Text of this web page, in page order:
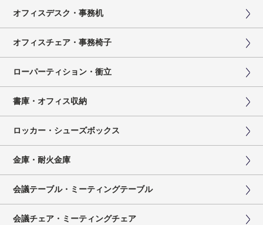
オフィスデスク・事務机
オフィスチェア・事務椅子
ローパーティション・衝立
書庫・オフィス収納
ロッカー・シューズボックス
金庫・耐火金庫
会議テーブル・ミーティングテーブル
会議チェア・ミーティングチェア